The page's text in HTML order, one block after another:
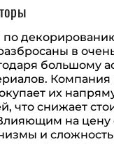
по
в
большому
Компания
их
что снижает
на цену
и